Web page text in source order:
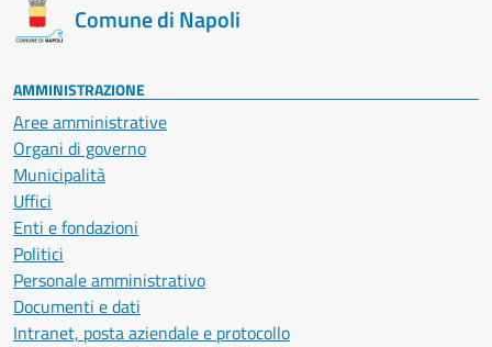
Comune di Napoli
AMMINISTRAZIONE
Aree amministrative
Organi di governo
Municipalità
Uffici
Enti e fondazioni
Politici
Personale amministrativo
Documenti e dati
Intranet, posta aziendale e protocollo